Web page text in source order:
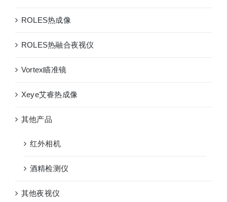
ROLES热成像
ROLES热融合夜视仪
Vortex瞄准镜
Xeye艾睿热成像
其他产品
红外相机
酒精检测仪
其他夜视仪